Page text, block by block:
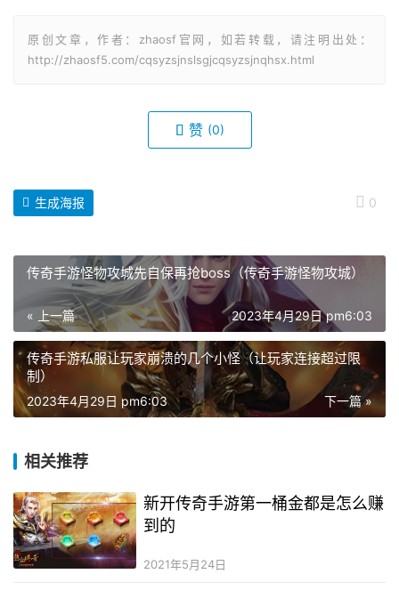
原创文章，作者：zhaosf官网，如若转载，请注明出处：
http://zhaosf5.com/cqsyzsjnslsgjcqsyzsjnqhsx.html
赞 (0)
0
生成海报
传奇手游怪物攻城先自保再抢boss（传奇手游怪物攻城）
« 上一篇 2023年4月29日 pm6:03
传奇手游私服让玩家崩溃的几个小怪（让玩家连接超过限
制）
下一篇 »
2023年4月29日 pm6:03
相关推荐
新开传奇手游第一桶金都是怎么赚
到的
2021年5月24日